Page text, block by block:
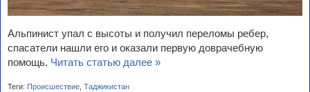
Альпинист упал с высоты и получил переломы ребер,
спасатели нашли его и оказали первую доврачебную
помощь. Читать статью далее »
Теги: Происшествие, Таджикистан